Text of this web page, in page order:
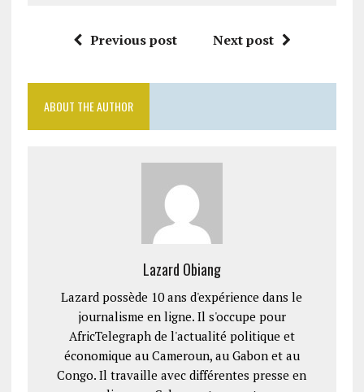
Previous post Next post
ABOUT THE AUTHOR
Lazard Obiang
Lazard possède 10 ans d'expérience dans le
journalisme en ligne. Il s'occupe pour
AfricTelegraph de l'actualité politique et
économique au Cameroun, au Gabon et au
Congo. Il travaille avec différentes presse en